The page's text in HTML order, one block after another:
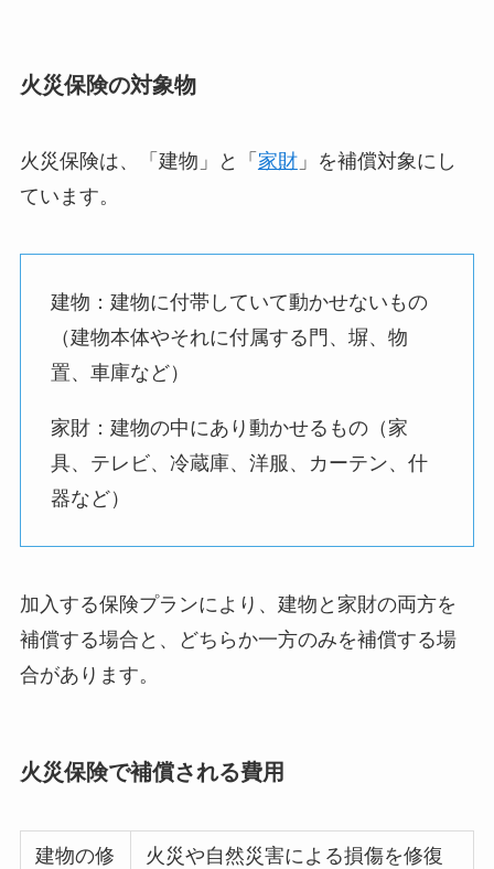
火災保険の対象物
火災保険は、「建物」と「 家財」を補償対象にし
ています。
建物：建物に付帯していて動かせないもの
（建物本体やそれに付属する門、塀、物
置、車庫など）
家財：建物の中にあり動かせるもの（家
具、テレビ、冷蔵庫、洋服、カーテン、什
器など）
加入する保険プランにより、建物と家財の両方を
補償する場合と、どちらか一方のみを補償する場
合があります。
火災保険で補償される費用
建物の修
火災や自然災害による損傷を修復